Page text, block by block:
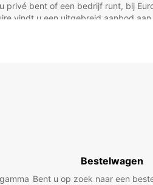
privé bent of een bedrijf runt, bij
vindt u een uitgebreid aanbod aan
voor particulieren en bedrijven
Bestelwagen
Bent u op zoek naar een